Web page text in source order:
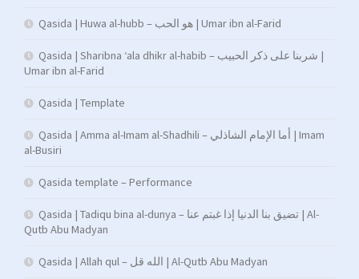
Qasida | Huwa al-hubb – هو الحب | Umar ibn al-Farid
Qasida | Sharibna ‘ala dhikr al-habib – شربنا على ذكر الحبيب |
Umar ibn al-Farid
Qasida | Template
Qasida | Amma al-Imam al-Shadhili – أما الإمام الشاذلي | Imam
al-Busiri
Qasida template – Performance
Qasida | Tadiqu bina al-dunya – تضيق بنا الدنيا إذا غبتم عنا | Al-
Qutb Abu Madyan
Qasida | Allah qul – الله قل | Al-Qutb Abu Madyan